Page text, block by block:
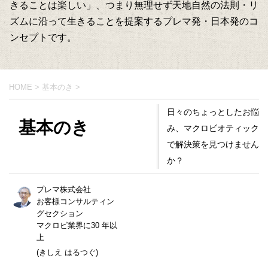
きることは楽しい」、つまり無理せず天地自然の法則・リ
ズムに沿って生きることを提案するプレマ発・日本発のコ
ンセプトです。
HOME > 基本のき >
基本のき
日々のちょっとしたお悩
み、マクロビオティック
で解決策を見つけません
か？
プレマ株式会社
お客様コンサルティン
グセクション
マクロビ業界に30 年以
上
(きしえ はるつぐ)